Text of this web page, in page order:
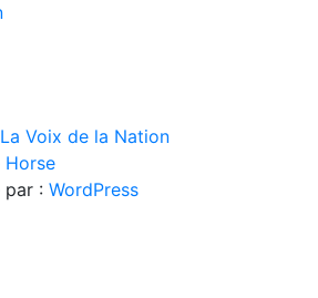
La Voix de la Nation
Horse
par : WordPress